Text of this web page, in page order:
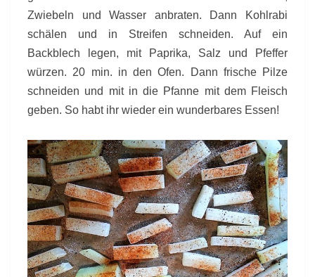
Zwiebeln und Wasser anbraten. Dann Kohlrabi
schälen und in Streifen schneiden. Auf ein
Backblech legen, mit Paprika, Salz und Pfeffer
würzen. 20 min. in den Ofen. Dann frische Pilze
schneiden und mit in die Pfanne mit dem Fleisch
geben. So habt ihr wieder ein wunderbares Essen!